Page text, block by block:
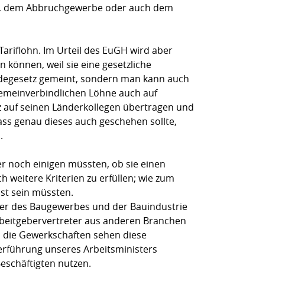
Abbruchgewerbe oder auch dem
Im Urteil des EuGH wird aber
können, weil sie eine gesetzliche
gemeint, sondern man kann auch
Löhne auch auf
seinen Länderkollegen übertragen und
genau dieses auch geschehen sollte,
noch einigen müssten, ob sie einen
weitere Kriterien zu erfüllen; wie zum
sein müssten.
des Baugewerbes und der Bauindustrie
aus anderen Branchen
Gewerkschaften sehen diese
unseres Arbeitsministers
nutzen.